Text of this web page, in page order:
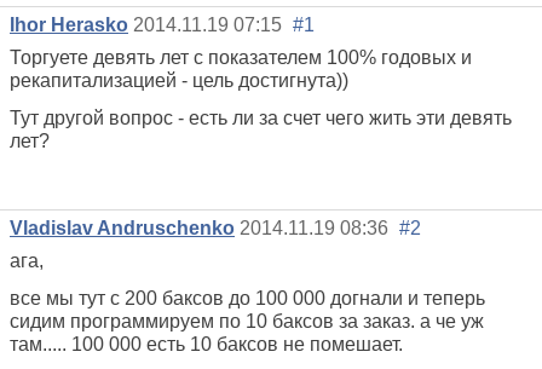
Ihor Herasko 2014.11.19 07:15 #1
Торгуете девять лет с показателем 100% годовых и
рекапитализацией - цель достигнута))
Тут другой вопрос - есть ли за счет чего жить эти девять
лет?
Vladislav Andruschenko 2014.11.19 08:36 #2
ага,
все мы тут с 200 баксов до 100 000 догнали и теперь
сидим программируем по 10 баксов за заказ. а че уж
там..... 100 000 есть 10 баксов не помешает.